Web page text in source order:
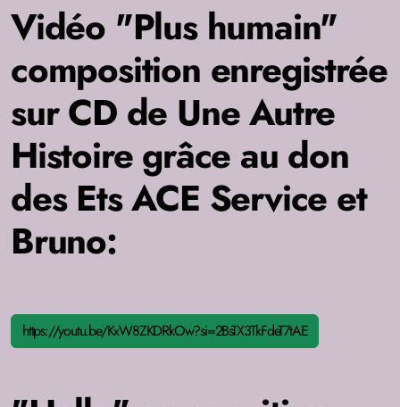
Vidéo "Plus humain"
composition enregistrée
sur CD de Une Autre
Histoire grâce au don
des Ets ACE Service et
Bruno:
https://youtu.be/KxW8ZKDRkOw?si=2BsTX3TkFdeT7tAE